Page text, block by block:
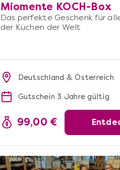
Miomente KOCH-Box
Das perfekte Geschenk für
der Küchen der Welt
Deutschland & Österreich
Gutschein 3 Jahre gültig
99,00 €